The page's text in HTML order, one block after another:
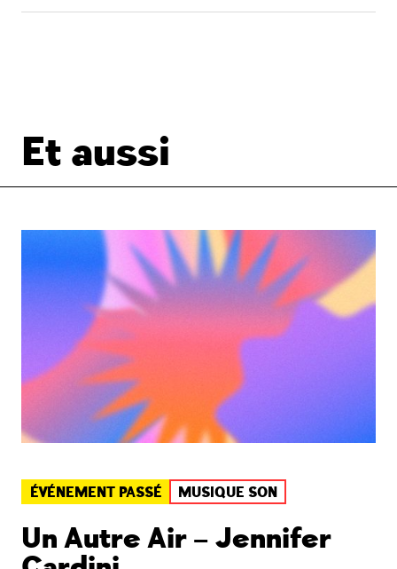
Et aussi
ÉVÉNEMENT PASSÉ MUSIQUE SON
Un Autre Air – Jennifer